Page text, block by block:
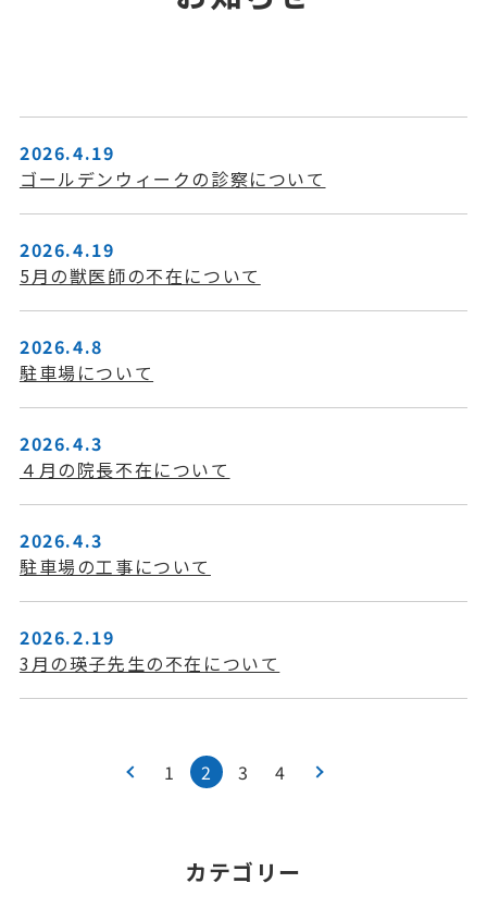
2026.4.19
ゴールデンウィークの診察について
2026.4.19
5月の獣医師の不在について
2026.4.8
駐車場について
2026.4.3
４月の院長不在について
2026.4.3
駐車場の工事について
2026.2.19
3月の瑛子先生の不在について
1 2 3 4
カテゴリー